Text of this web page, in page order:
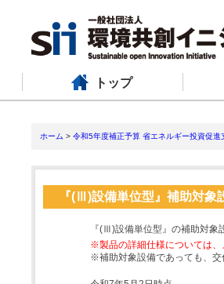
トップ
ホーム > 令和5年度補正予算 省エネルギー投資促進
『(Ⅲ)設備単位型』補助対象
『(Ⅲ)設備単位型』の補助対象
※製品の詳細仕様については、
※補助対象設備であっても、交